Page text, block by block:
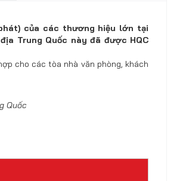
của các thương hiệu lớn tại
Trung Quốc này đã được HQC
cho các tòa nhà văn phòng, khách
Quốc